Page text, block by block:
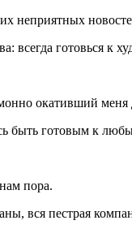
неприятных
готовься к
окативший меня
быть готовым к
пора.
вся пестрая